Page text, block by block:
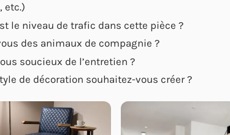
etc.)
le niveau de trafic dans cette pièce ?
des animaux de compagnie ?
soucieux de l’entretien ?
de décoration souhaitez-vous créer ?